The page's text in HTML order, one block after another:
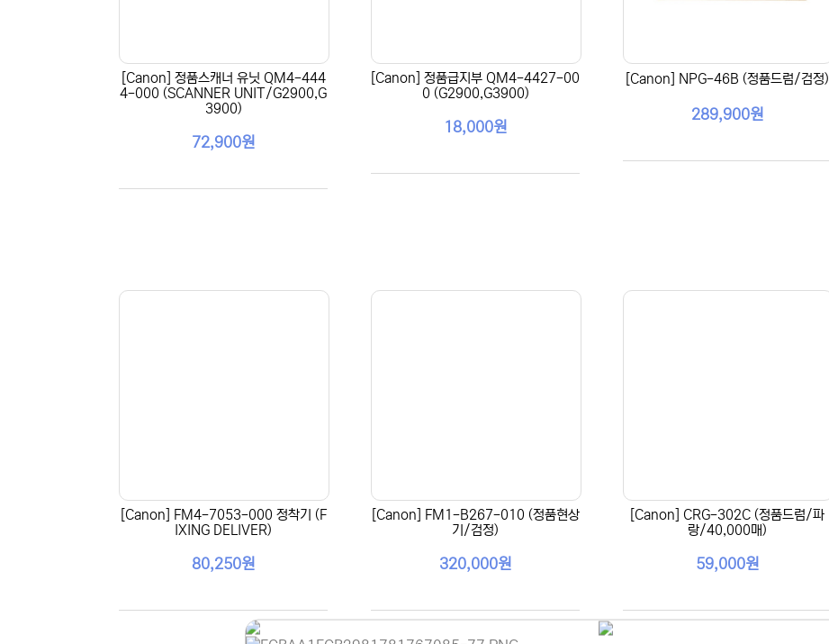
[Canon] 정품스캐너 유닛 QM4-444
4-000 (SCANNER UNIT/G2900,G
3900)
72,900원
[Canon] 정품급지부 QM4-4427-00
0 (G2900,G3900)
18,000원
[Canon] NPG-46B (정품드럼/검정)
289,900원
[Canon] FM4-7053-000 정착기 (F
IXING DELIVER)
80,250원
[Canon] FM1-B267-010 (정품현상
기/검정)
320,000원
[Canon] CRG-302C (정품드럼/파
랑/40,000매)
59,000원